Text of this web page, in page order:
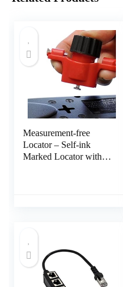
Measurement-free
Locator – Self-ink
Marked Locator with